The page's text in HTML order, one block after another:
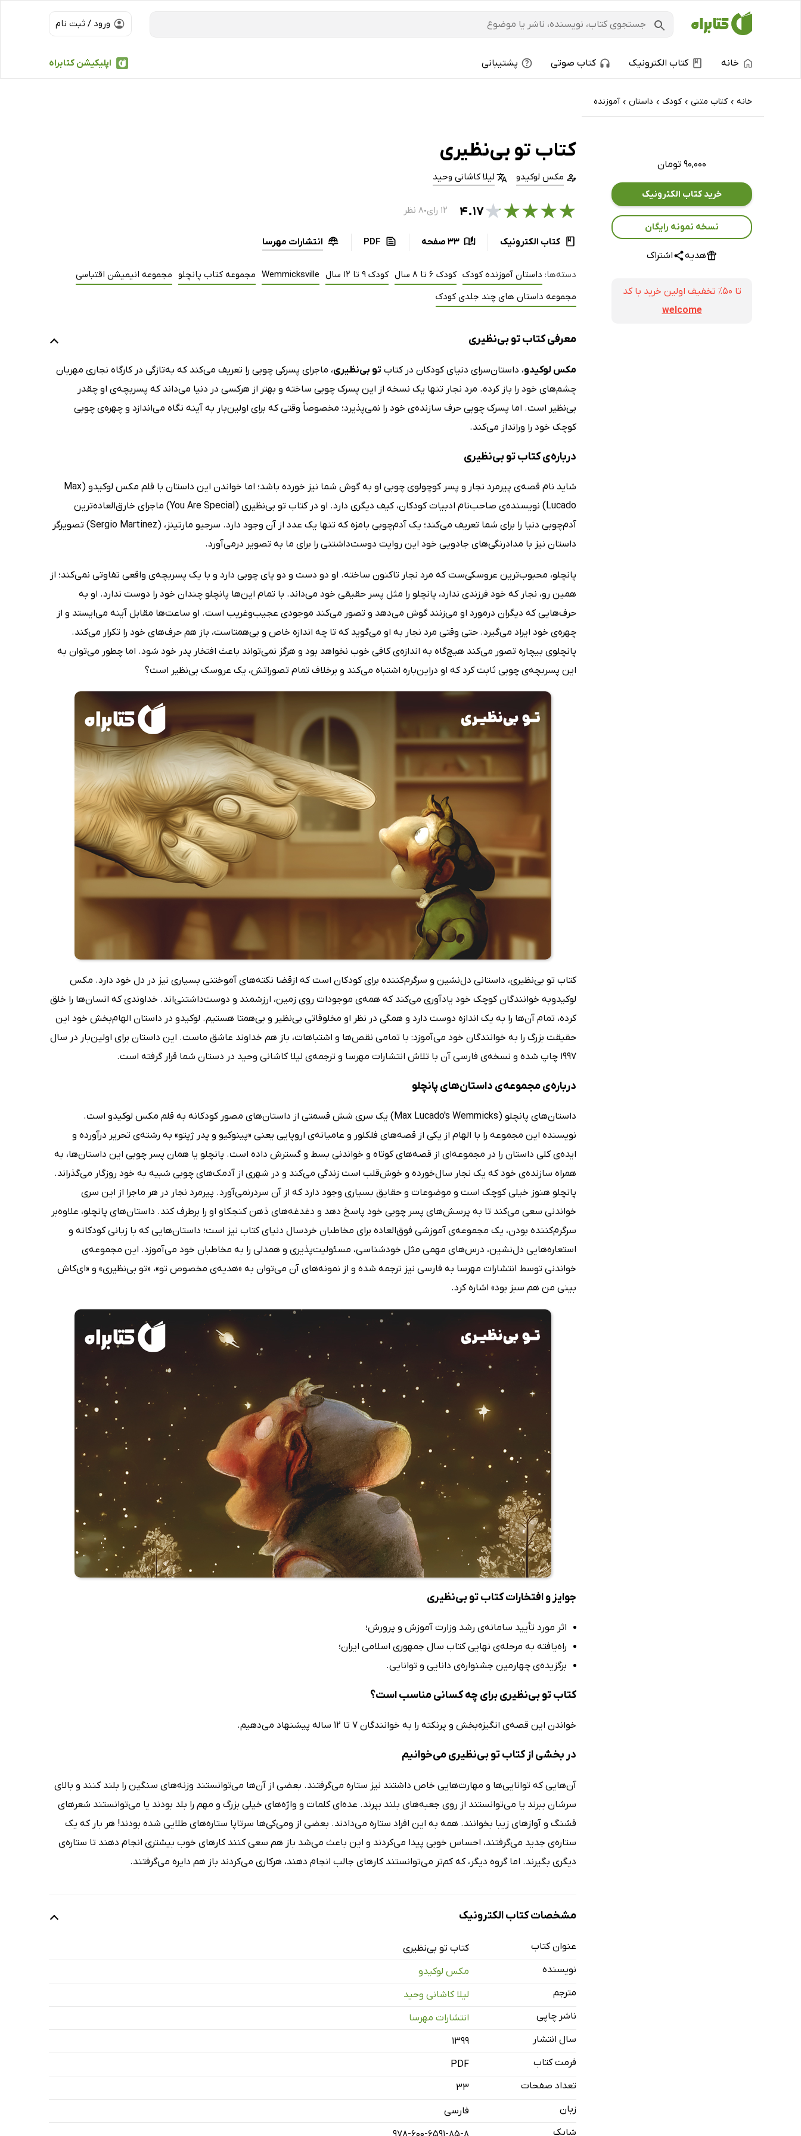
ورود / ثبت نام
اپلیکیشن کتابراه خانه کتاب الکترونیک کتاب صوتی پشتیبانی
خانه › کتاب‌ متنی › کودک › داستان › آموزنده
۹۰,۰۰۰ تومان
خرید کتاب الکترونیک
نسخه نمونه رایگان
هدیه اشتراک
تا ۵۰٪ تخفیف اولین خرید با کد
welcome
کتاب تو بی‌نظیری
مکس لوکیدو لیلا کاشانی وحید
★
★
★
★
★۴.۱۷ ۱۲ رای ● ۸ نظر
کتاب الکترونیک 33 صفحه PDF انتشارات مهرسا
دسته‌ها: داستان آموزنده کودک کودک 6 تا 8 سال کودک 9 تا 12 سال Wemmicksville مجموعه کتاب پانچلو مجموعه انیمیشن اقتباسی
مجموعه داستان های چند جلدی کودک
معرفی کتاب تو بی‌نظیری
مکس لوکیدو، داستان‌سرای دنیای کودکان در کتاب تو بی‌نظیری، ماجرای پسرکی چوبی را تعریف می‌کند که به‌تازگی در کارگاه نجاری مهربان
چشم‌های خود را باز کرده. مرد نجار تنها یک نسخه از این پسرک چوبی ساخته و بهتر از هرکسی در دنیا می‌داند که پسربچه‌ی او چقدر
بی‌نظیر است. اما پسرک چوبی حرف سازنده‌ی خود را نمی‌پذیرد؛ مخصوصاً وقتی که برای اولین‌بار به آینه نگاه می‌اندازد و چهره‌ی چوبی
کوچک خود را ورانداز می‌کند.
درباره‌‌ی کتاب تو بی‌نظیری
شاید نام قصه‌ی پیرمرد نجار و پسر کوچولوی چوبی او به گوش شما نیز خورده باشد؛ اما خواندن این داستان با قلم مکس لوکیدو (Max
Lucado) نویسنده‌ی صاحب‌نام ادبیات کودکان، کیف دیگری دارد. او در کتاب تو بی‌نظیری (You Are Special) ماجرای خارق‌العاده‌ترین
آدم‌چوبی دنیا را برای شما تعریف می‌کند؛ یک آدم‌چوبی بامزه که تنها یک عدد از آن وجود دارد. سرجیو مارتینز، (Sergio Martinez) تصویرگر
داستان نیز با مداد‌رنگی‌های جادویی خود این روایت دوست‌داشتنی را برای ما به تصویر درمی‌آورد.
پانچلو، محبوب‌ترین عروسکی‌ست که مرد نجار تاکنون ساخته. او دو دست و دو پای چوبی دارد و با یک پسربچه‌ی واقعی تفاوتی نمی‌کند؛ از
همین رو، نجار که خود فرزندی ندارد، پانچلو را مثل پسر حقیقی خود می‌داند. با تمام این‌ها پانچلو چندان خود را دوست ندارد. او به
حرف‌هایی که دیگران درمورد او می‌زنند گوش می‌دهد و تصور می‌کند موجودی عجیب‌وغریب است. او ساعت‌ها مقابل آینه می‌ایستد و از
چهره‌ی خود ایراد می‌گیرد. حتی وقتی مرد نجار به او می‌گوید که تا چه اندازه خاص و بی‌همتاست، باز هم حرف‌های خود را تکرار می‌کند.
پانچلوی بیچاره تصور می‌کند هیچ‌گاه به اندازه‌ی کافی خوب نخواهد بود و هرگز نمی‌تواند باعث افتخار پدر خود شود. اما چطور می‌توان به
این پسربچه‌ی چوبی ثابت کرد که او در‌این‌باره اشتباه می‌کند و برخلاف تمام تصوراتش، یک عروسک بی‌نظیر است؟
کتاب تو بی‌نظیری، داستانی دل‌نشین و سرگرم‌کننده برای کودکان است که ازقضا نکته‌های آموختنی بسیاری نیز در دل خود دارد. مکس
لوکیدوبه خوانندگان کوچک خود یادآوری می‌کند که همه‌ی موجودات روی زمین، ارزشمند و دوست‌داشتنی‌اند. خداوندی که انسان‌ها را خلق
کرده، تمام آن‌ها را به یک اندازه دوست دارد و همگی در نظر او مخلوقاتی بی‌نظیر و بی‌همتا هستیم. لوکیدو در داستان الهام‌بخش خود این
حقیقت بزرگ را به خوانندگان خود می‌آموزد: با تمامی نقص‌ها و اشتباهات، باز هم خداوند عاشق ماست. این داستان برای اولین‌بار در سال
1997 چاپ شده و نسخه‌ی فارسی آن با تلاش انتشارات مهرسا و ترجمه‌ی لیلا کاشانی وحید در دستان شما قرار گرفته است.
درباره‌ی مجموعه‌ی داستان‌های پانچلو
داستان‌های پانچلو (Max Lucado's Wemmicks) یک سری شش قسمتی از داستان‌های مصور کودکانه به قلم مکس لوکیدو است.
نویسنده این مجموعه را با الهام از یکی از قصه‌های فلکلور و عامیانه‌ی اروپایی یعنی «پینوکیو و پدر ژپتو» به رشته‌ی تحریر درآورده و
ایده‌ی کلی داستان را در مجموعه‌ای از قصه‌های کوتاه و خواندنی بسط و گسترش داده است. پانچلو یا همان پسر چوبی این داستان‌ها، به
همراه سازنده‌ی خود که یک نجار سال‌خورده و خوش‌قلب است زندگی می‌کند و در شهری از آدمک‌های چوبی شبیه‌ به خود روزگار می‌گذراند.
پانچلو هنوز خیلی کوچک است و موضوعات و حقایق بسیاری وجود دارد که از آن سردرنمی‌آورد. پیرمرد نجار در هر ماجرا از این سری
خواندنی سعی می‌کند تا به پرسش‌های پسر چوبی خود پاسخ دهد و دغدغه‌های ذهن کنجکاو او را برطرف کند. داستان‌های پانچلو، علاوه‌بر
سرگرم‌کننده بودن، یک مجموعه‌ی آموزشی فوق‌العاده برای مخاطبان خردسال دنیای کتاب نیز است؛ داستان‌هایی که با زبانی کودکانه و
استعاره‌هایی دل‌نشین، درس‌های مهمی مثل خودشناسی، مسئولیت‌پذیری و همدلی را به مخاطبان خود می‌آموزد. این مجموعه‌ی
خواندنی توسط انتشارات مهرسا به فارسی نیز ترجمه شده و از نمونه‌های آن می‌توان به «هدیه‌ی مخصوص تو»، «تو بی‌نظیری» و «ای‌کاش
بینی من هم سبز بود» اشاره کرد.
جوایز و افتخارات کتاب تو‌ بی‌نظیری
اثر مورد تأیید سامانه‌ی رشد وزارت آموزش و پرورش؛
راه‌یافته به مرحله‌ی نهایی کتاب سال جمهوری اسلامی ایران؛
برگزیده‌ی چهارمین جشنواره‌ی دانایی و توانایی.
کتاب تو بی‌نظیری برای چه کسانی مناسب است؟
خواندن این قصه‌ی انگیزه‌بخش و پرنکته را به خوانندگان 7 تا 12 ساله پیشنهاد می‌دهیم.
در بخشی از کتاب تو بی‌نظیری می‌خوانیم
آن‌هایی که توانایی‌ها و مهارت‌هایی خاص داشتند نیز ستاره می‌گرفتند. بعضی از آن‌ها می‌توانستند وزنه‌های سنگین را بلند کنند و بالای
سرشان ببرند یا می‌توانستند از روی جعبه‌های بلند بپرند. عده‌ای کلمات و واژه‌های خیلی بزرگ و مهم را بلد بودند یا می‌توانستند شعرهای
قشنگ و آوازهای زیبا بخوانند. همه به این افراد ستاره می‌دادند. بعضی از ومی‌کی‌ها سرتاپا ستاره‌های طلایی شده بودند! هر بار که یک
ستاره‌ی جدید می‌گرفتند، احساس خوبی پیدا می‌کردند و این باعث می‌شد باز هم سعی کنند کارهای خوب بیشتری انجام دهند تا ستاره‌ی
دیگری بگیرند. اما گروه دیگر، که کم‌تر می‌توانستند کارهای جالب انجام دهند، هرکاری می‌کردند باز هم دایره می‌گرفتند.
مشخصات کتاب الکترونیک
عنوان کتاب
کتاب تو بی‌نظیری
نویسنده
مکس لوکیدو
مترجم
لیلا کاشانی وحید
ناشر چاپی
انتشارات مهرسا
سال انتشار
۱۳۹۹
فرمت کتاب
PDF
تعداد صفحات
33
زبان
فارسی
شابک